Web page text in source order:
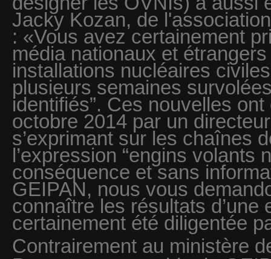
Jacky Kozan, de
: «Vous avez certainement
média nationaux et
installations nucléaires
plusieurs semaines
identifiés”. Ces nouvelles
octobre 2014 par un
s’exprimant sur les chaînes
l’expression “engins volants
conséquence et sans
GEIPAN, nous vous
connaître les résultats d’une
certainement été diligentée
Contrairement au ministère